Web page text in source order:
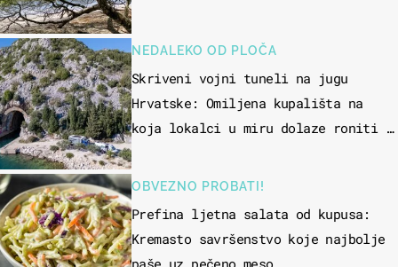
NEDALEKO OD PLOČA
Skriveni vojni tuneli na jugu
Hrvatske: Omiljena kupališta na
koja lokalci u miru dolaze roniti i
OBVEZNO PROBATI!
Prefina ljetna salata od kupusa:
Kremasto savršenstvo koje najbolje